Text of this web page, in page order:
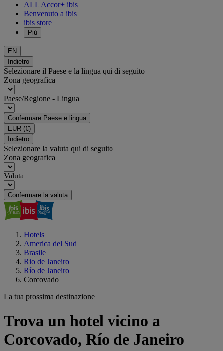
ALL Accor+ ibis
Benvenuto a ibis
ibis store
Più
EN
Indietro
Selezionare il Paese e la lingua qui di seguito
Zona geografica
Paese/Regione - Lingua
Confermare Paese e lingua
EUR (€)
Indietro
Selezionare la valuta qui di seguito
Zona geografica
Valuta
Confermare la valuta
Hotels
America del Sud
Brasile
Rio de Janeiro
Río de Janeiro
Corcovado
La tua prossima destinazione
Trova un hotel vicino a
Corcovado, Río de Janeiro